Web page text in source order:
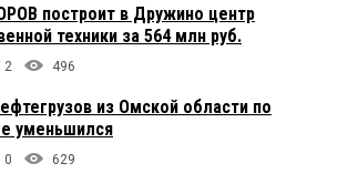
построит в Дружино центр
техники за 564 млн руб.
2 496
из Омской области по
уменьшился
0 629